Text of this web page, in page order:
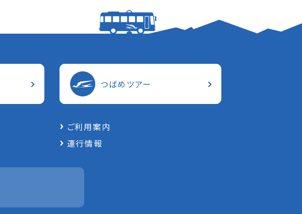
つばめツアー
ご利用案内
運行情報